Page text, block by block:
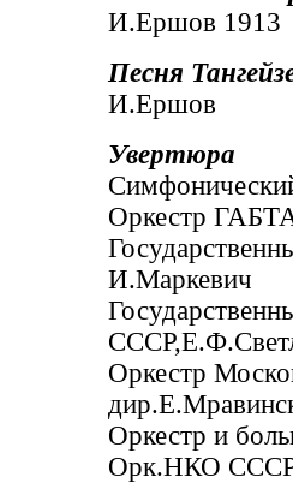
И.Ершов 1913
Песня
И.Ершов
Увертюра
Оркестр
И.Маркевич
Оркестр
Оркестр и
Орк.НКО